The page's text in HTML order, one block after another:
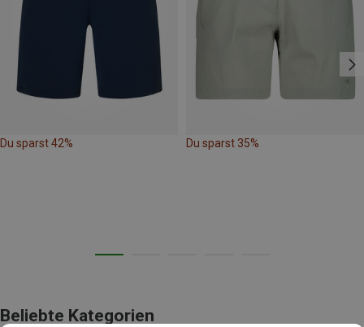
Du sparst 42% Du sparst 35%
Beliebte Kategorien